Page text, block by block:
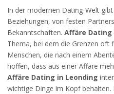
Mit meiner Anmeldung
Nutzungsbedingungen
einverstanden. Ich erhalte
Betreibers per E-Mail, der
widersprechen.
JETZT
In der modernen Dating-Welt
Beziehungen, von festen
Bekanntschaften. Affäre Dating
Thema, bei dem die Grenzen oft
Menschen, die nach einem
hoffen, dass aus einer Affäre
Affäre Dating in Leonding
wichtige Dinge im Kopf